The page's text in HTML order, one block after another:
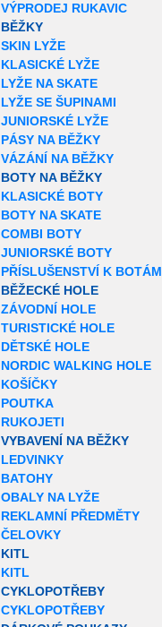
VÝPRODEJ RUKAVIC
BĚŽKY
SKIN LYŽE
KLASICKÉ LYŽE
LYŽE NA SKATE
LYŽE SE ŠUPINAMI
JUNIORSKÉ LYŽE
PÁSY NA BĚŽKY
VÁZÁNÍ NA BĚŽKY
BOTY NA BĚŽKY
KLASICKÉ BOTY
BOTY NA SKATE
COMBI BOTY
JUNIORSKÉ BOTY
PŘÍSLUŠENSTVÍ K BOTÁM
BĚŽECKÉ HOLE
ZÁVODNÍ HOLE
TURISTICKÉ HOLE
DĚTSKÉ HOLE
NORDIC WALKING HOLE
KOŠÍČKY
POUTKA
RUKOJETI
VYBAVENÍ NA BĚŽKY
LEDVINKY
BATOHY
OBALY NA LYŽE
REKLAMNÍ PŘEDMĚTY
ČELOVKY
KITL
KITL
CYKLOPOTŘEBY
CYKLOPOTŘEBY